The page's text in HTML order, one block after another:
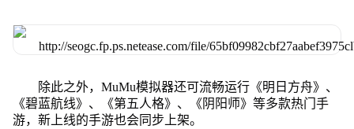
除此之外，MuMu模拟器还可流畅运行《明日方舟》、
《碧蓝航线》、《第五人格》、《阴阳师》等多款热门手
游，新上线的手游也会同步上架。